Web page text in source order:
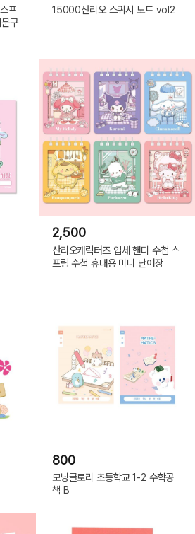
프
구
15000산리오 스퀴시 노트 vol2
2,500
산리오캐릭터즈 입체 핸디 수첩 스
프링 수첩 휴대용 미니 단어장
800
모닝글로리 초등학교 1-2 수학공
책 B